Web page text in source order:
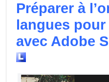
Préparer à
langues pour
avec Adobe